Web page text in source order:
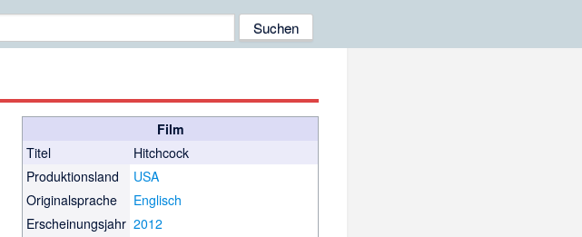
Film
Titel
Hitchcock
Produktionsland
USA
Originalsprache
Englisch
Erscheinungsjahr 2012